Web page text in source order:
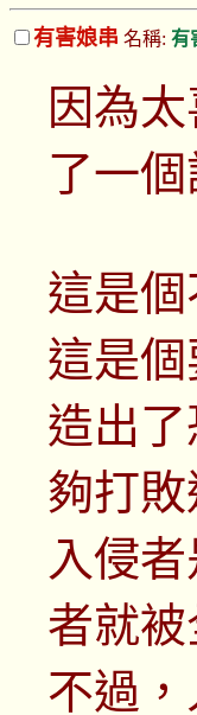
有害娘串 名稱: 有
因為
了一
這是
這是
造出
夠打
入侵
者就被
不過